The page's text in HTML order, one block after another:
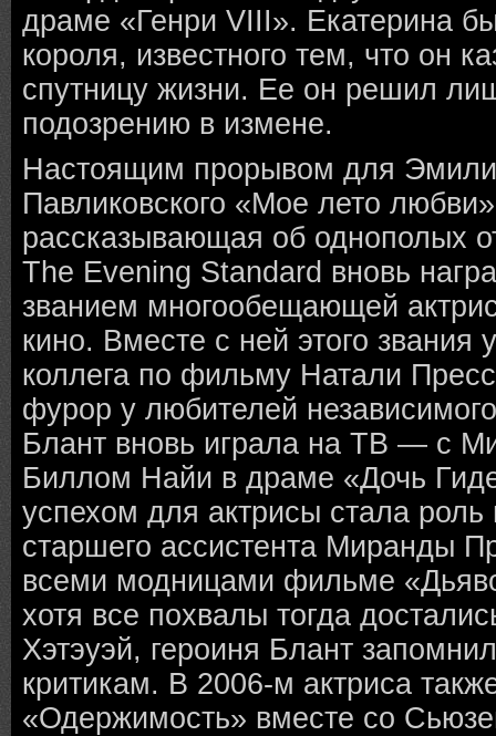
драме «Генри VIII». Екатерина
короля, известного тем, что он
спутницу жизни. Ее он решил
подозрению в измене.
Настоящим прорывом для
Павликовского «Мое лето
рассказывающая об однополых
The Evening Standard вновь
званием многообещающей
кино. Вместе с ней этого звания
коллега по фильму Натали
фурор у любителей
Блант вновь играла на ТВ — с
Биллом Найи в драме «Дочь
успехом для актрисы стала
старшего ассистента Миранды
всеми модницами фильме
хотя все похвалы тогда
Хэтэуэй, героиня Блант
критикам. В 2006-м актриса
«Одержимость» вместе со